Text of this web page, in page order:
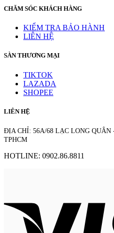
CHĂM SÓC KHÁCH HÀNG
KIỂM TRA BẢO HÀNH
LIÊN HỆ
SÀN THƯƠNG MẠI
TIKTOK
LAZADA
SHOPEE
LIÊN HỆ
ĐỊA CHỈ: 56A/68 LẠC LONG QUÂN
TPHCM
HOTLINE: 0902.86.8811